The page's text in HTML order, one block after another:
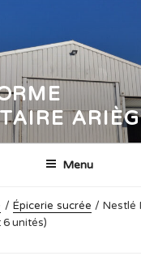
Menu
/ Épicerie sucrée / Nestlé
unités)